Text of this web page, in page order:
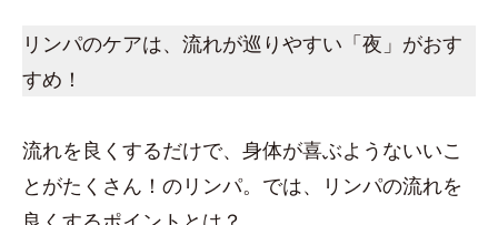
リンパのケアは、流れが巡りやすい「夜」がおす
すめ！
流れを良くするだけで、身体が喜ぶようないいこ
とがたくさん！のリンパ。では、リンパの流れを